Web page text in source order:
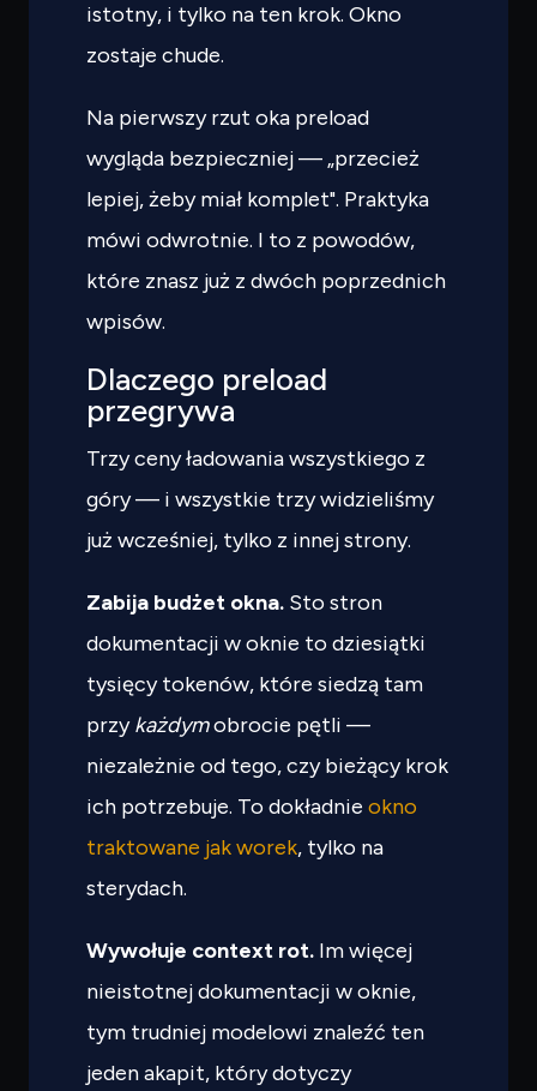
istotny, i tylko na ten krok. Okno
zostaje chude.
Na pierwszy rzut oka preload
wygląda bezpieczniej — „przecież
lepiej, żeby miał komplet". Praktyka
mówi odwrotnie. I to z powodów,
które znasz już z dwóch poprzednich
wpisów.
Dlaczego preload
przegrywa
Trzy ceny ładowania wszystkiego z
góry — i wszystkie trzy widzieliśmy
już wcześniej, tylko z innej strony.
Zabija budżet okna. Sto stron
dokumentacji w oknie to dziesiątki
tysięcy tokenów, które siedzą tam
przykażdymobrocie pętli —
niezależnie od tego, czy bieżący krok
ich potrzebuje. To dokładnie okno
traktowane jak worek, tylko na
sterydach.
Wywołuje context rot. Im więcej
nieistotnej dokumentacji w oknie,
tym trudniej modelowi znaleźć ten
jeden akapit, który dotyczy